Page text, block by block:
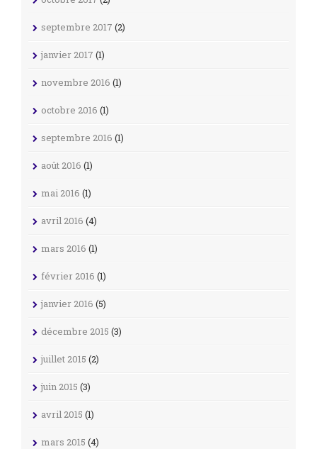
septembre 2017 (2)
janvier 2017 (1)
novembre 2016 (1)
octobre 2016 (1)
septembre 2016 (1)
août 2016 (1)
mai 2016 (1)
avril 2016 (4)
mars 2016 (1)
février 2016 (1)
janvier 2016 (5)
décembre 2015 (3)
juillet 2015 (2)
juin 2015 (3)
avril 2015 (1)
mars 2015 (4)